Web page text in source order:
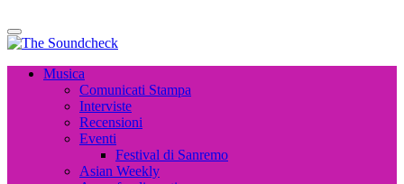
Musica, Cinema, Arte e Attualità, Interviste e News
Musica
Comunicati Stampa
Interviste
Recensioni
Eventi
Festival di Sanremo
Asian Weekly